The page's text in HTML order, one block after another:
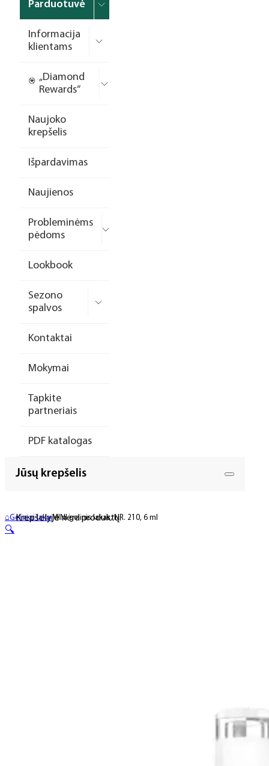
Parduotuvė
Informacija
klientams
„Diamond
Rewards“
Naujoko
krepšelis
Išpardavimas
Naujienos
Probleminėms
pėdoms
Lookbook
Sezono
spalvos
Kontaktai
Mokymai
Tapkite
partneriais
PDF katalogas
Jūsų krepšelis
Krepšelyje nėra produktų.
⌂Geliniai lakaiMINI gelinis lakas, NR. 210, 6 ml
🔍